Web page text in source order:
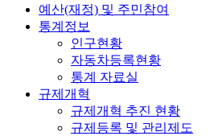
예산(재정) 및 주민참여
통계정보
인구현황
자동차등록현황
통계 자료실
규제개혁
규제개혁 추진 현황
규제등록 및 관리제도